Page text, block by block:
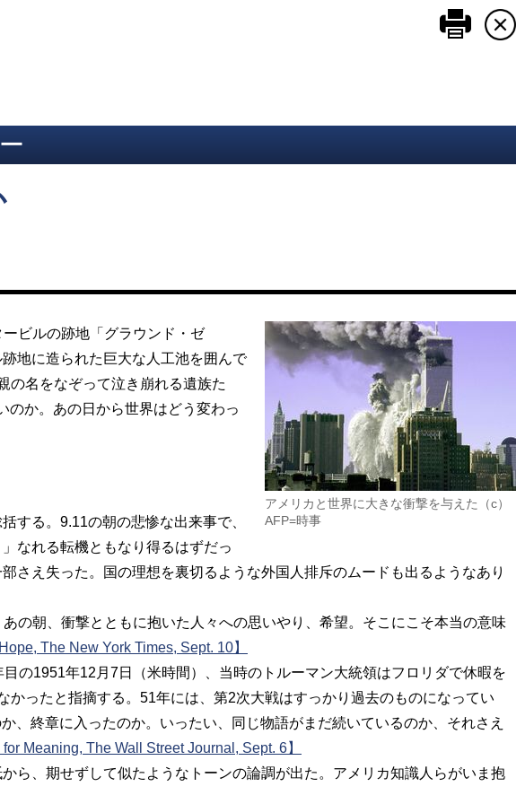
このペ
アメリカと世界に大きな衝撃を与えた（c）
AFP=時事
ビルの跡地「グラウンド・ゼ
地に造られた巨大な人工池を囲んで
の名をなぞって泣き崩れる遺族た
か。あの日から世界はどう変わっ
する。9.11の朝の悲惨な出来事で、
なれる転機ともなり得るはずだっ
さえ失った。国の理想を裏切るような外国人排斥のムードも出るようなあり
の朝、衝撃とともに抱いた人々への思いやり、希望。そこにこそ本当の意味
The New York Times, Sept. 10】
の1951年12月7日（米時間）、当時のトルーマン大統領はフロリダで休暇を
ったと指摘する。51年には、第2次大戦はすっかり過去のものになってい
終章に入ったのか。いったい、同じ物語がまだ続いているのか、それさえ
Meaning, The Wall Street Journal, Sept. 6】
、期せずして似たようなトーンの論調が出た。アメリカ知識人らがいま抱